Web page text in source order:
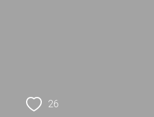
26